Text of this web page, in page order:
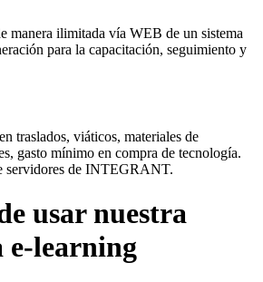
manera ilimitada vía WEB de un sistema
para la capacitación, seguimiento y
traslados, viáticos, materiales de
gasto mínimo en compra de tecnología.
servidores de INTEGRANT.
usar nuestra
learning